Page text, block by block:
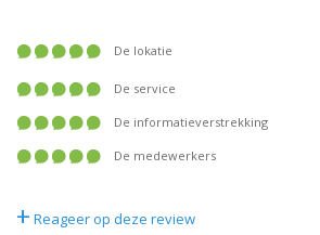
De lokatie
De service
De informatieverstrekking
De medewerkers
+ Reageer op deze review